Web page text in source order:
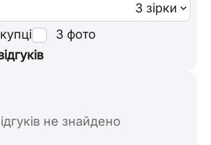
3 зірки
З фото
не знайдено